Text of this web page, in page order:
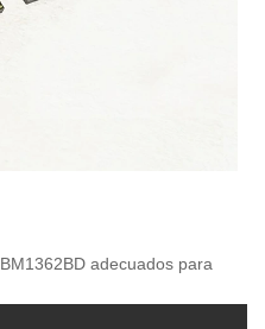
adecuados para